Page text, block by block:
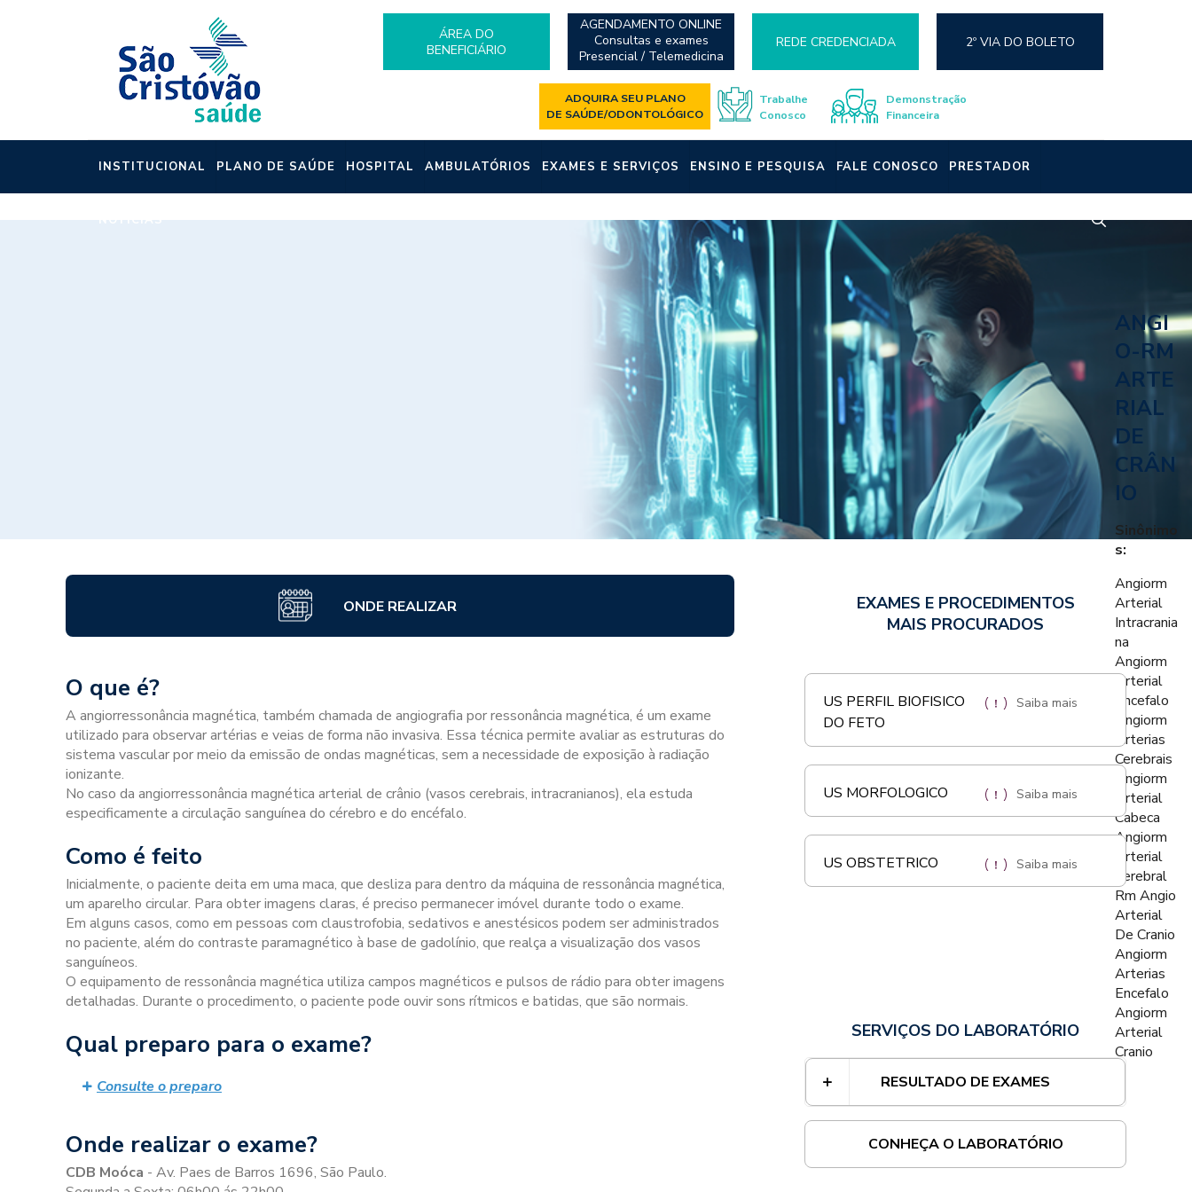
ÁREA DO
BENEFICIÁRIO
AGENDAMENTO ONLINE
Consultas e exames
Presencial / Telemedicina
REDE CREDENCIADA 2º VIA DO BOLETO
ADQUIRA SEU PLANO
DE SAÚDE/ODONTOLÓGICO
Trabalhe
Conosco
Demonstração
Financeira
INSTITUCIONAL PLANO DE SAÚDE HOSPITAL AMBULATÓRIOS EXAMES E SERVIÇOS ENSINO E PESQUISA FALE CONOSCO PRESTADOR
NOTÍCIAS
ANGI
O-RM
ARTE
RIAL
DE
CRÂN
IO
Sinônimo
s:
Angiorm
Arterial
Intracrania
na
Angiorm
Arterial
Encefalo
Angiorm
Arterias
Cerebrais
Angiorm
Arterial
Cabeca
Angiorm
Arterial
Cerebral
Rm Angio
Arterial
De Cranio
Angiorm
Arterias
Encefalo
Angiorm
Arterial
Cranio
ONDE REALIZAR
O que é?
A angiorressonância magnética, também chamada de angiografia por ressonância magnética, é um exame
utilizado para observar artérias e veias de forma não invasiva. Essa técnica permite avaliar as estruturas do
sistema vascular por meio da emissão de ondas magnéticas, sem a necessidade de exposição à radiação
ionizante.
No caso da angiorressonância magnética arterial de crânio (vasos cerebrais, intracranianos), ela estuda
especificamente a circulação sanguínea do cérebro e do encéfalo.
Como é feito
Inicialmente, o paciente deita em uma maca, que desliza para dentro da máquina de ressonância magnética,
um aparelho circular. Para obter imagens claras, é preciso permanecer imóvel durante todo o exame.
Em alguns casos, como em pessoas com claustrofobia, sedativos e anestésicos podem ser administrados
no paciente, além do contraste paramagnético à base de gadolínio, que realça a visualização dos vasos
sanguíneos.
O equipamento de ressonância magnética utiliza campos magnéticos e pulsos de rádio para obter imagens
detalhadas. Durante o procedimento, o paciente pode ouvir sons rítmicos e batidas, que são normais.
Qual preparo para o exame?
Consulte o preparo
Onde realizar o exame?
CDB Moóca - Av. Paes de Barros 1696, São Paulo.
EXAMES E PROCEDIMENTOS
MAIS PROCURADOS
US PERFIL BIOFISICO
DO FETO
Saiba mais
US MORFOLOGICO Saiba mais
US OBSTETRICO Saiba mais
SERVIÇOS DO LABORATÓRIO
RESULTADO DE EXAMES
CONHEÇA O LABORATÓRIO